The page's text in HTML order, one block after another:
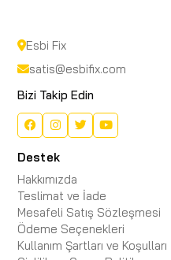
Esbi Fix
satis@esbifix.com
Bizi Takip Edin
Destek
Hakkımızda
Teslimat ve İade
Mesafeli Satış Sözleşmesi
Ödeme Seçenekleri
Kullanım Şartları ve Koşulları